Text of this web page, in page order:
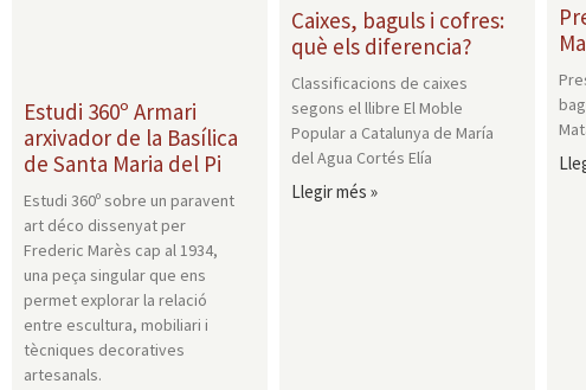
Estudi 360º Armari
arxivador de la Basílica
de Santa Maria del Pi
Estudi 360º sobre un paravent
art déco dissenyat per
Frederic Marès cap al 1934,
una peça singular que ens
permet explorar la relació
entre escultura, mobiliari i
tècniques decoratives
artesanals.
Caixes, baguls i cofres:
què els diferencia?
Classificacions de caixes
segons el llibre El Moble
Popular a Catalunya de María
del Agua Cortés Elía
Llegir més »